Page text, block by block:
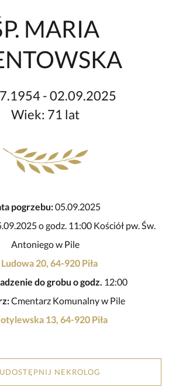
MARIA
- 02.09.2025
Wiek: 71 lat
pogrzebu:05.09.2025
o godz. 11:00 Kościół pw. Św.
Antoniego w Pile
Ludowa 20, 64-920 Piła
do grobu o godz. 12:00
Cmentarz Komunalny w Pile
13, 64-920 Piła
UDOSTĘPNIJ NEKROLOG